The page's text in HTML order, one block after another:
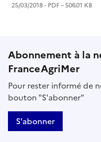
25/03/2018 - PDF– 506.01 KB
Abonnement à la
FranceAgriMer
Pour rester informé de
bouton "S'abonner"
S'abonner